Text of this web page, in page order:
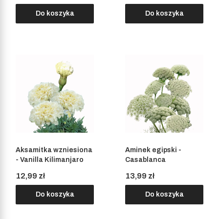
Do koszyka Do koszyka
Aksamitka wzniesiona
- Vanilla Kilimanjaro
Cena
12,99 zł
Do koszyka
Aminek egipski -
Casablanca
Cena
13,99 zł
Do koszyka